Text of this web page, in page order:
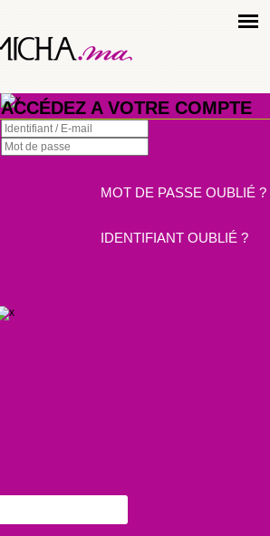
ACCÉDEZ A VOTRE COMPTE
MOT DE PASSE OUBLIÉ ?
IDENTIFIANT OUBLIÉ ?